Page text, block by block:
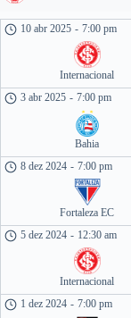
10 abr 2025 - 7:00 pm
Internacional
3 abr 2025 - 7:00 pm
Bahia
8 dez 2024 - 7:00 pm
Fortaleza EC
5 dez 2024 - 12:30 am
Internacional
1 dez 2024 - 7:00 pm